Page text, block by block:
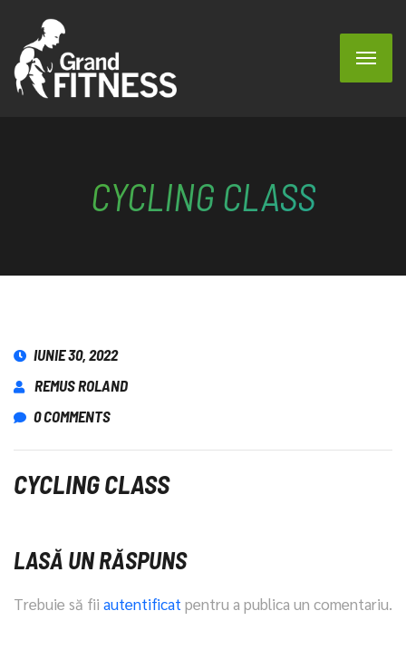
CYCLING CLASS
IUNIE 30, 2022
REMUS ROLAND
0 COMMENTS
CYCLING CLASS
LASĂ UN RĂSPUNS
Trebuie să fii autentificat pentru a publica un comentariu.